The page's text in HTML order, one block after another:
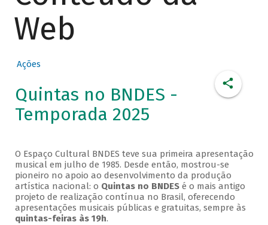
Web
Ações
Quintas no BNDES -
Temporada 2025
O Espaço Cultural BNDES teve sua primeira apresentação
musical em julho de 1985. Desde então, mostrou-se
pioneiro no apoio ao desenvolvimento da produção
artística nacional: o Quintas no BNDESé o mais antigo
projeto de realização contínua no Brasil, oferecendo
apresentações musicais públicas e gratuitas, sempre às
quintas-feiras às 19h.